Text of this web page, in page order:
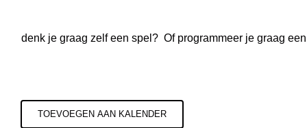
denk je graag zelf een spel? Of programmeer je graag
TOEVOEGEN AAN KALENDER